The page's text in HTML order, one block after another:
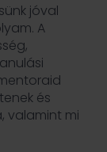
jóval
A
és
valamint mi